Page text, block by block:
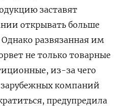
заставят
открывать больше
развязанная им
не только товарные
из-за чего
компаний
предупредила